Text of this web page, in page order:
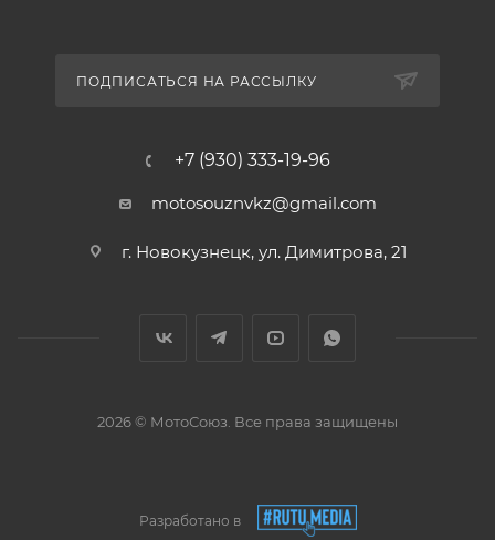
ПОДПИСАТЬСЯ НА РАССЫЛКУ
+7 (930) 333-19-96
motosouznvkz@gmail.com
г. Новокузнецк, ул. Димитрова, 21
2026 © МотоСоюз. Все права защищены
Разработано в